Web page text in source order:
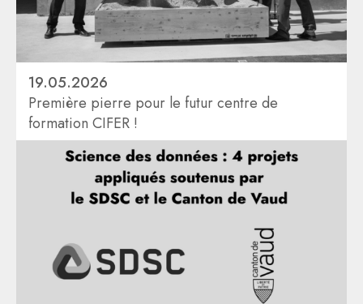
19.05.2026
Première pierre pour le futur centre de
formation CIFER !